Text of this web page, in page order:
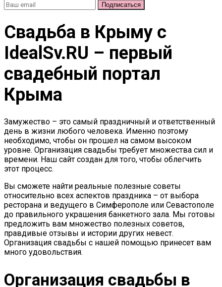
Свадьба в Крыму c
IdealSv.RU – первый
свадебный портал
Крыма
Замужество – это самый праздничный и ответственный
день в жизни любого человека. Именно поэтому
необходимо, чтобы он прошел на самом высоком
уровне. Организация свадьбы требует множества сил и
времени. Наш сайт создан для того, чтобы облегчить
этот процесс.
Вы сможете найти реальные полезные советы
относительно всех аспектов праздника – от выбора
ресторана и ведущего в Симферополе или Севастополе
до правильного украшения банкетного зала. Мы готовы
предложить вам множество полезных советов,
правдивые отзывы и истории других невест.
Организация свадьбы с нашей помощью принесет вам
много удовольствия.
Организация свадьбы в